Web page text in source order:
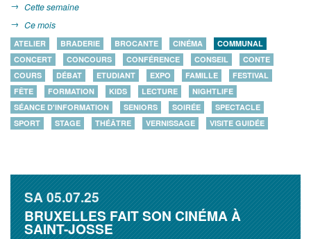
Cette semaine
Ce mois
ATELIER BRADERIE BROCANTE CINÉMA
COMMUNAL
CONCERT
CONCOURS CONFÉRENCE CONSEIL
CONTE
COURS
DÉBAT ETUDIANT EXPO FAMILLE
FESTIVAL
FÊTE
FORMATION KIDS LECTURE
NIGHTLIFE
SÉANCE D'INFORMATION
SENIORS SOIRÉE
SPECTACLE
SPORT
STAGE THÉÂTRE VERNISSAGE VISITE GUIDÉE
SA05.07.25
BRUXELLES FAIT SON CINÉMA À
SAINT-JOSSE